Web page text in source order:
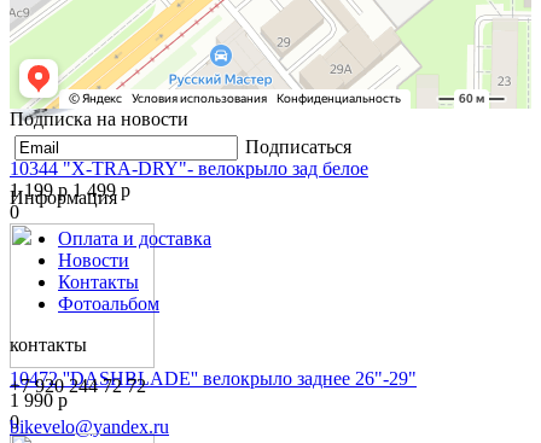
10344 "X-TRA-DRY"- велокрыло зад белое
1 199 р 1 499 р
0
10472 ''DASHBLADE'' велокрыло заднее 26"-29"
1 990 р
0
Подписка на новости
Подписаться
Информация
Оплата и доставка
Новости
Контакты
Фотоальбом
контакты
+7 920 244 72 72
bikevelo@yandex.ru